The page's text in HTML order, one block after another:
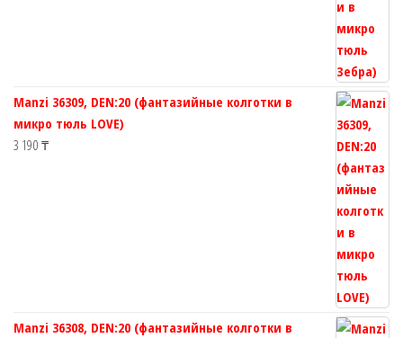
Manzi 36309, DEN:20 (фантазийные колготки в
микро тюль LOVE)
3 190 ₸
Manzi 36308, DEN:20 (фантазийные колготки в